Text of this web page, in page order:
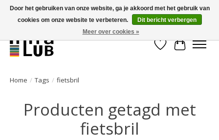
Minder stilstand, meer rendement!
Verlanglijst
Home / Tags / fietsbril
Producten getagd met
fietsbril
Door het gebruiken van onze website, ga je akkoord met het gebruik van
cookies om onze website te verbeteren.
Dit bericht verbergen
Meer over cookies »